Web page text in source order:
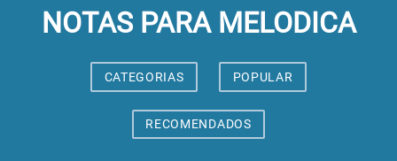
NOTAS PARA MELODICA
CATEGORIAS POPULAR
RECOMENDADOS